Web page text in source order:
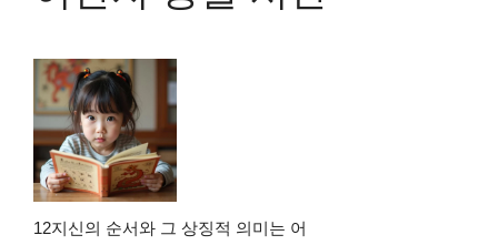
12지신의 순서와 그 상징적 의미는 어